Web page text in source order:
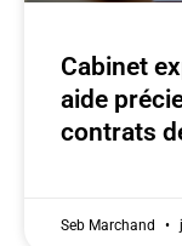
Cabinet
aide
contrats
Seb Marchand